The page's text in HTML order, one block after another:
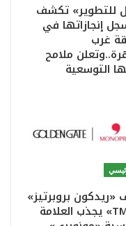
للتطوير» تكشف
إنجازاتها في
غرب
ملامح
التوسعية
«ريدكون بروبرتيز»
و«TMT» يجذب العلامة